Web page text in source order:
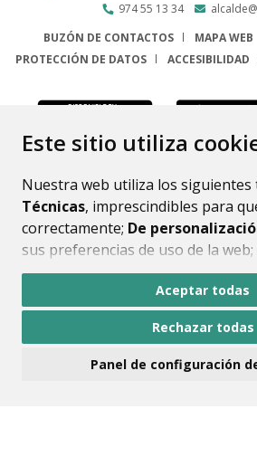
Este sitio utiliza
Nuestra web utiliza los siguientes
Técnicas, imprescindibles para
correctamente; De
sus preferencias de uso de la web;
mejorar el funcionamiento de la
Si acepta pulsando el botón
consideramos que acepta su uso.
ninguna acción, se guardarán las
Aceptar todas
Rechazar todas
Panel de configuración
974 55 13 34
BUZÓN DE CONTACTOS
MAPA WEB
PROTECCIÓN DE DATOS
ACCESIBILIDAD